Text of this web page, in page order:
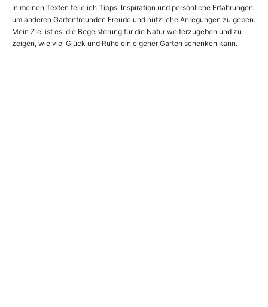
In meinen Texten teile ich Tipps, Inspiration und persönliche Erfahrungen,
um anderen Gartenfreunden Freude und nützliche Anregungen zu geben.
Mein Ziel ist es, die Begeisterung für die Natur weiterzugeben und zu
zeigen, wie viel Glück und Ruhe ein eigener Garten schenken kann.